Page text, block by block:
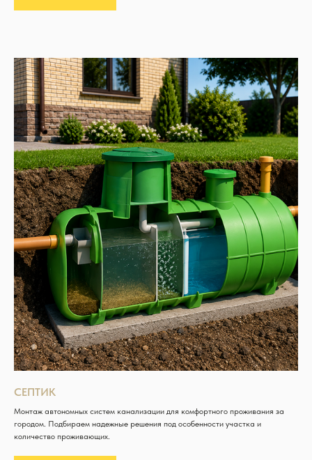
СЕПТИК
Монтаж автономных систем канализации для комфортного проживания за
городом. Подбираем надежные решения под особенности участка и
количество проживающих.